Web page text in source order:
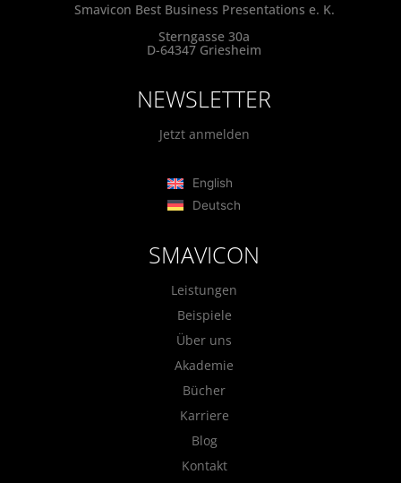
Smavicon Best Business Presentations e. K.
Sterngasse 30a
D-64347 Griesheim
NEWSLETTER
Jetzt anmelden
English
Deutsch
SMAVICON
Leistungen
Beispiele
Über uns
Akademie
Bücher
Karriere
Blog
Kontakt